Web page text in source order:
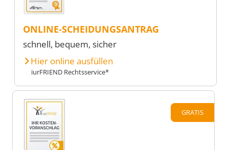
ONLINE-SCHEIDUNGSANTRAG
schnell, bequem, sicher
Hier online ausfüllen
iurFRIEND Rechtsservice*
GRATIS